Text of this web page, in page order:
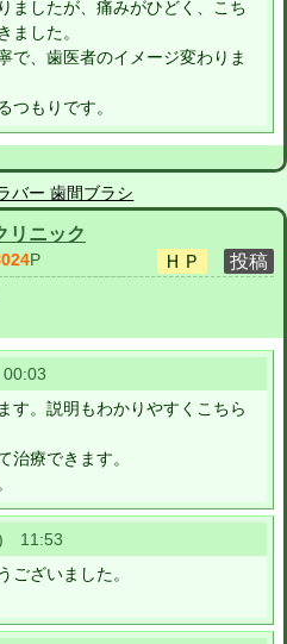
ましたが、痛みがひどく、こち
ました。
で、歯医者のイメージ変わりま
つもりです。
バー 歯間ブラシ
リニック
P
す。説明もわかりやすくこちら
治療できます。
11:53
ございました。